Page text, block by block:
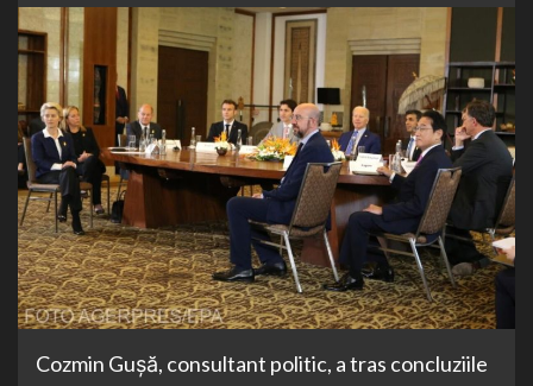
Cozmin Guşă, consultant politic, a tras concluziile